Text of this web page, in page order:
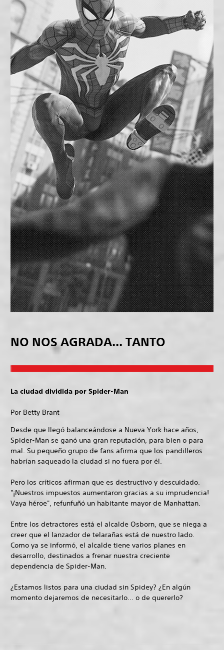
NO NOS AGRADA... TANTO
La ciudad dividida por Spider-Man
Por Betty Brant
Desde que llegó balanceándose a Nueva York hace años,
Spider-Man se ganó una gran reputación, para bien o para
mal. Su pequeño grupo de fans afirma que los pandilleros
habrían saqueado la ciudad si no fuera por él.
Pero los críticos afirman que es destructivo y descuidado.
"¡Nuestros impuestos aumentaron gracias a su imprudencia!
Vaya héroe", refunfuñó un habitante mayor de Manhattan.
Entre los detractores está el alcalde Osborn, que se niega a
creer que el lanzador de telarañas está de nuestro lado.
Como ya se informó, el alcalde tiene varios planes en
desarrollo, destinados a frenar nuestra creciente
dependencia de Spider-Man.
¿Estamos listos para una ciudad sin Spidey? ¿En algún
momento dejaremos de necesitarlo... o de quererlo?